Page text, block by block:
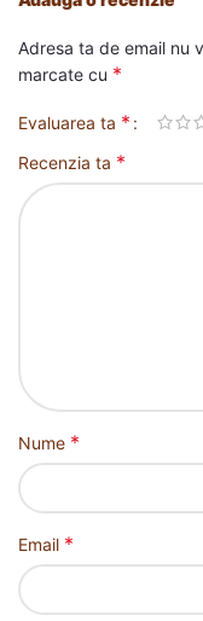
Adresa ta de email nu
marcate cu *
Evaluarea ta *
Recenzia ta *
Nume *
Email *